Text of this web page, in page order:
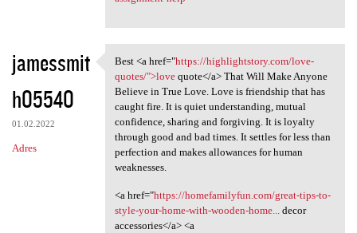
jamessmit
h05540
01.02.2022
Adres
Best <a href="https:/
Best <a href="https://highlightstory.com/love-
quotes/">lovequote</a> That Will Make Anyone
Believe in True Love. Love is friendship that has
caught fire. It is quiet understanding, mutual
confidence, sharing and forgiving. It is loyalty
through good and bad times. It settles for less than
perfection and makes allowances for human
weaknesses.
<a href="https://homefamilyfun.com/great-tips-to-
style-your-home-with-wooden-home...
decor
accessories</a> <a